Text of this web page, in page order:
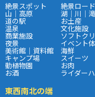
絶景スポット 絶景ロード
山｜高原 湖｜川｜滝
道の駅 お土産
温泉 文化施設
商業施設 ソフトク
夜景 イベント
美術館｜資料館 海鮮
キャンプ場 スイーツ
動植物園 お肉
お酒 ライダー
東西南北の端